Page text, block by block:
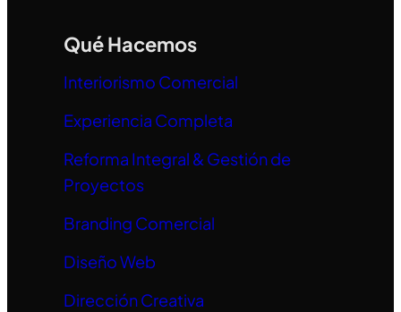
Qué Hacemos
Interiorismo Comercial
Experiencia Completa
Reforma Integral & Gestión de
Proyectos
Branding Comercial
Diseño Web
Dirección Creativa